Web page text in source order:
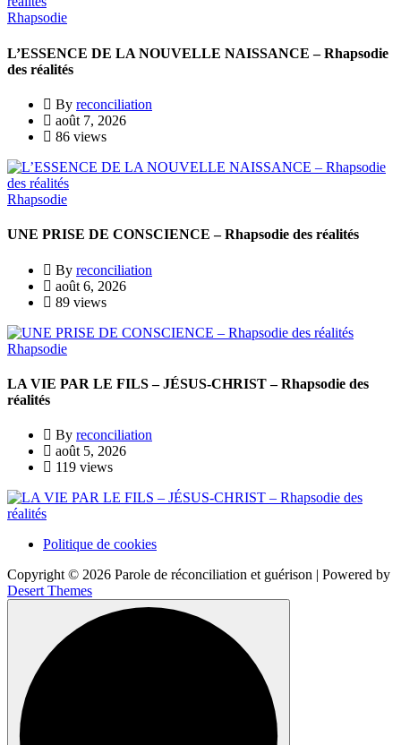
Rhapsodie
L’ESSENCE DE LA NOUVELLE NAISSANCE – Rhapsodie
des réalités
By reconciliation
août 7, 2026
86 views
Rhapsodie
UNE PRISE DE CONSCIENCE – Rhapsodie des réalités
By reconciliation
août 6, 2026
89 views
Rhapsodie
LA VIE PAR LE FILS – JÉSUS-CHRIST – Rhapsodie des
réalités
By reconciliation
août 5, 2026
119 views
Politique de cookies
Copyright © 2026 Parole de réconciliation et guérison | Powered by
Desert Themes